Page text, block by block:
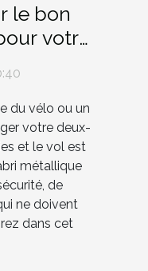
le bon
votre
du vélo ou un
votre deux-
et le vol est
métallique
de
ne doivent
dans cet